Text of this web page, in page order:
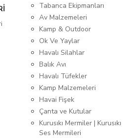
Tabanca Ekipmanları
Av Malzemeleri
Kamp & Outdoor
Ok Ve Yaylar
Havalı Silahlar
Balık Avı
Havalı Tüfekler
Kamp Malzemeleri
Havai Fişek
Çanta ve Kutular
Kurusıkı Mermiler | Kurusıkı
Ses Mermileri